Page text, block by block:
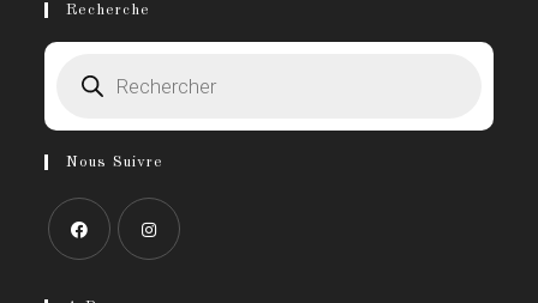
nouvel
Recherche
produits
Nous Suivre